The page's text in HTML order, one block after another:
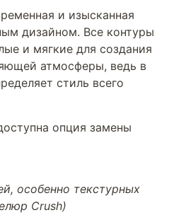
и изысканная
дизайном. Все контуры
и мягкие для создания
атмосферы, ведь в
стиль всего
опция замены
особенно текстурных
Crush)